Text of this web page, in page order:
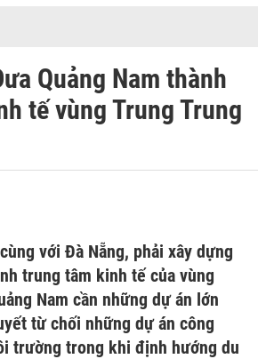
Quảng Nam thành
tế vùng Trung Trung
với Đà Nẵng, phải xây dựng
trung tâm kinh tế của vùng
Nam cần những dự án lớn
từ chối những dự án công
trường trong khi định hướng du